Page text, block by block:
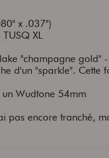
x .037")
XL
"champagne
d'un "sparkle".
Wudtone 54mm
pas encore tranché,